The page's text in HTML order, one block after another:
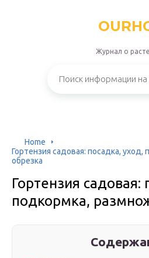
Журнал о
Home
Гортензия садовая: посадка,
обрезка
Гортензия садовая:
подкормка,